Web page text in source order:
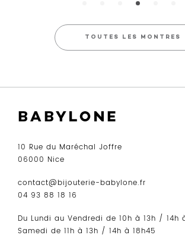
TOUTES LES MONTRES
10 Rue du Maréchal Joffre
06000 Nice
contact@bijouterie-babylone.fr
04 93 88 18 16
Du Lundi au Vendredi de 10h à 13h / 14h
Samedi de 11h à 13h / 14h à 18h45